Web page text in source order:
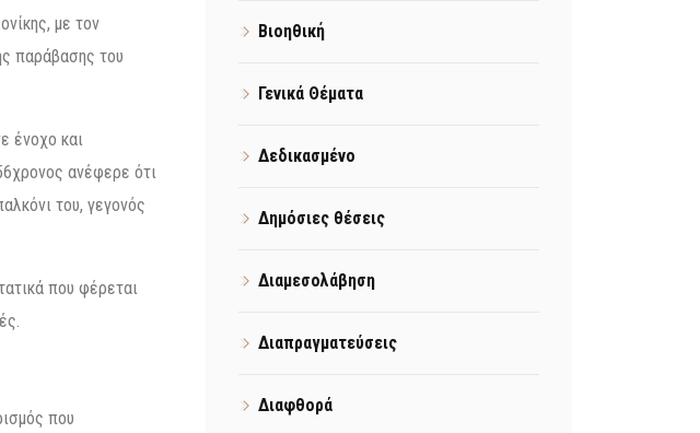
με τον
παράβασης του
ένοχο και
ανέφερε ότι
του, γεγονός
που φέρεται
που
Βιοηθική
Γενικά Θέματα
Δεδικασμένο
Δημόσιες θέσεις
Διαμεσολάβηση
Διαπραγματεύσεις
Διαφθορά